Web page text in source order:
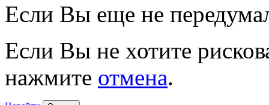
Если Вы еще не
Если Вы не хотите
нажмите отмена.